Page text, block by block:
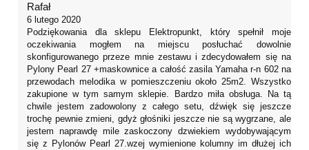
Rafał
6 lutego 2020
Podziękowania dla sklepu Elektropunkt, który spełnił moje
oczekiwania mogłem na miejscu posłuchać dowolnie
skonfigurowanego przeze mnie zestawu i zdecydowałem się na
Pylony Pearl 27 +maskownice a całość zasila Yamaha r-n 602 na
przewodach melodika w pomieszczeniu około 25m2. Wszystko
zakupione w tym samym sklepie. Bardzo miła obsługa. Na tą
chwile jestem zadowolony z całego setu, dźwięk się jeszcze
trochę pewnie zmieni, gdyż głośniki jeszcze nie są wygrzane, ale
jestem naprawdę mile zaskoczony dzwiekiem wydobywającym
się z Pylonów Pearl 27.wzej wymienione kolumny im dłużej ich